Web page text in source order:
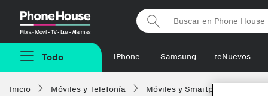
Phonehouse
Todo iPhone Samsung reNuevos
Inicio Móviles y Telefonía Móviles y Smartphones